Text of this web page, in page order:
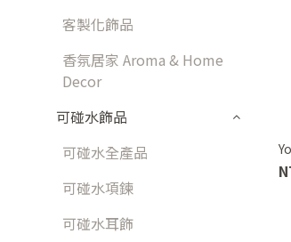
客製化飾品
香氛居家 Aroma & Home
Decor
可碰水飾品
可碰水全產品
可碰水項鍊
可碰水耳飾